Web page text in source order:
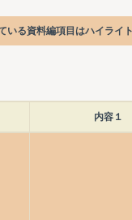
いる資料編項目はハイライト
内容１